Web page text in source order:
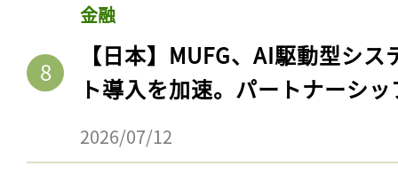
金融
【日本】MUFG、AI駆動型シ
ト導入を加速。パートナーシ
2026/07/12